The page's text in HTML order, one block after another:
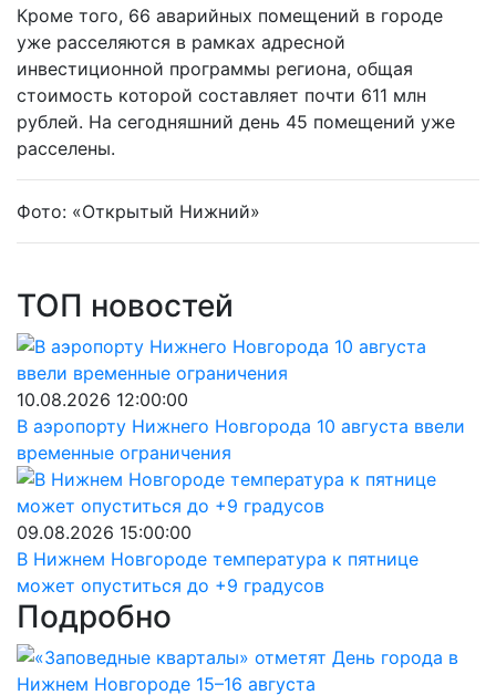
Кроме того, 66 аварийных помещений в городе
уже расселяются в рамках адресной
инвестиционной программы региона, общая
стоимость которой составляет почти 611 млн
рублей. На сегодняшний день 45 помещений уже
расселены.
Фото: «Открытый Нижний»
ТОП новостей
10.08.2026 12:00:00
В аэропорту Нижнего Новгорода 10 августа ввели
временные ограничения
09.08.2026 15:00:00
В Нижнем Новгороде температура к пятнице
может опуститься до +9 градусов
Подробно